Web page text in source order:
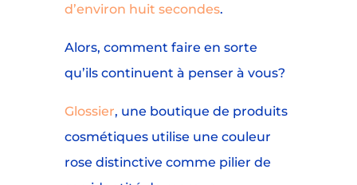
d’environ huit secondes.
Alors, comment faire en sorte
qu’ils continuent à penser à vous?
Glossier, une boutique de produits
cosmétiques utilise une couleur
rose distinctive comme pilier de